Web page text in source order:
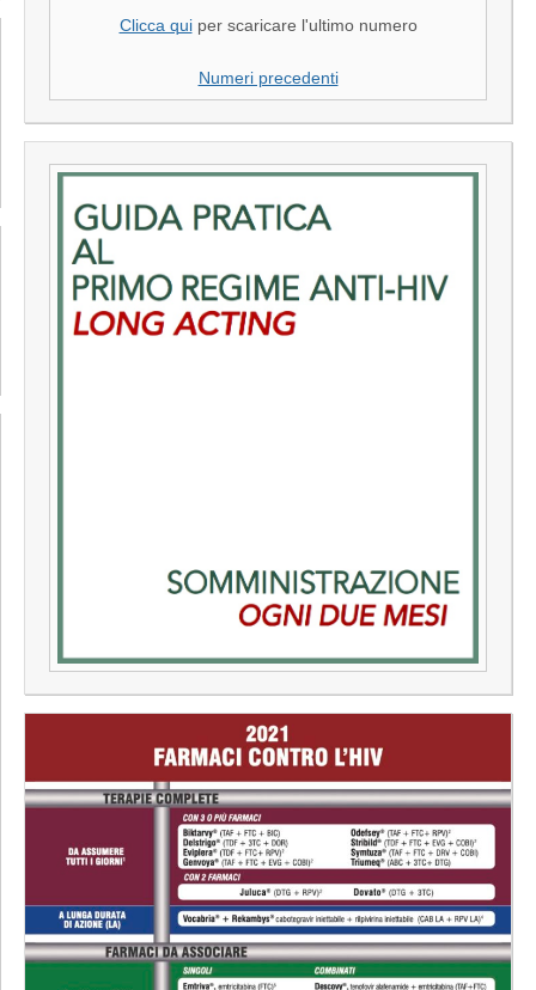
Clicca quiper scaricare l'ultimo numero
Numeri precedenti